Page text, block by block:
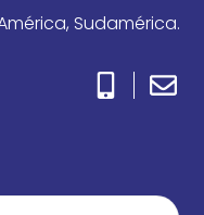
Sudamérica.